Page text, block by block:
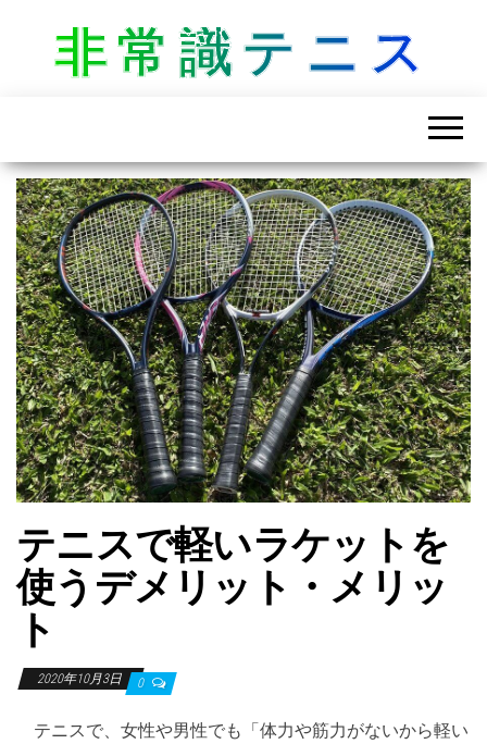
非常識テニス
テニスで軽いラケットを
使うデメリット・メリッ
ト
2020年10月3日 0
テニスで、女性や男性でも「体力や筋力がないから軽い